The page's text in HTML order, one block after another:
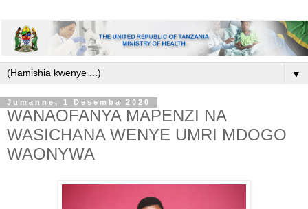
▼
Jumanne, 1 Desemba 2020
WANAOFANYA MAPENZI NA
WASICHANA WENYE UMRI MDOGO
WAONYWA